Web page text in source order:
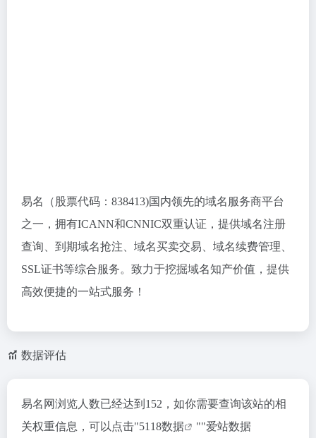
易名（股票代码：838413)国内领先的域名服务商平台
之一，拥有ICANN和CNNIC双重认证，提供域名注册
查询、到期域名抢注、域名买卖交易、域名续费管理、
SSL证书等综合服务。致力于挖掘域名知产价值，提供
高效便捷的一站式服务！
数据评估
易名网浏览人数已经达到152，如你需要查询该站的相
关权重信息，可以点击"5118数据 ""爱站数据